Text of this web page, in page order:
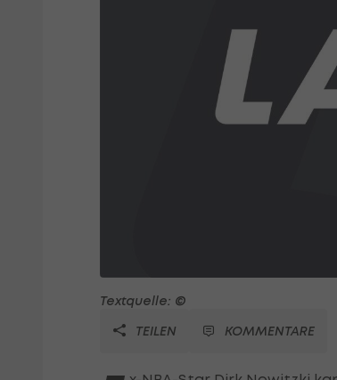
Textquelle: ©
TEILEN
KOMMENTARE